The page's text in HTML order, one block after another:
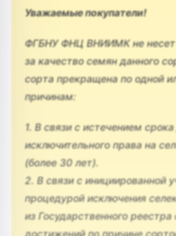
Уважаемые покупатели!
ФГБНУ ФНЦ ВНИИМК не несет
за качество семян данного
сорта прекращена по одной
причинам:
1. В связи с истечением
исключительного права на
(более 30 лет).
2. В связи с инициированной
процедурой исключения
из Государственного
достижений по причине